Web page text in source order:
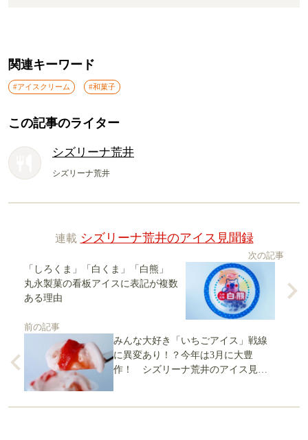
関連キーワード
#アイスクリーム #和菓子
この記事のライター
シズリーナ荒井
シズリーナ荒井
連載 シズリーナ荒井のアイス見聞録
次の記事
「しろくま」「白くま」「白熊」
丸永製菓の看板アイスに表記が複数
ある理由
前の記事
みんな大好き「いちごアイス」戦線
に異変あり！？今年は3月に大豊
作！ シズリーナ荒井のアイス見聞